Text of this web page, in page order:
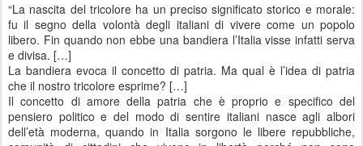
“La nascita del tricolore ha un preciso significato storico e morale:
fu il segno della volontà degli italiani di vivere come un popolo
libero. Fin quando non ebbe una bandiera l’Italia visse infatti serva
e divisa. […]
La bandiera evoca il concetto di patria. Ma qual è l’idea di patria
che il nostro tricolore esprime? […]
Il concetto di amore della patria che è proprio e specifico del
pensiero politico e del modo di sentire italiani nasce agli albori
dell’età moderna, quando in Italia sorgono le libere repubbliche,